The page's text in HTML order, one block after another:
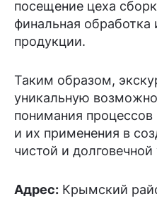
посещение цеха
финальная обработка
продукции.
Таким образом,
уникальную
понимания
и их применения в
чистой и
Адрес: Крымский